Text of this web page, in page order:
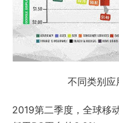
不同类别应
2019第二季度，全球移